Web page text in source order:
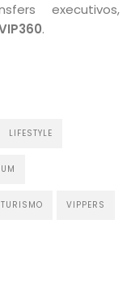
executivos,
.
LIFESTYLE
TURISMO VIPPERS